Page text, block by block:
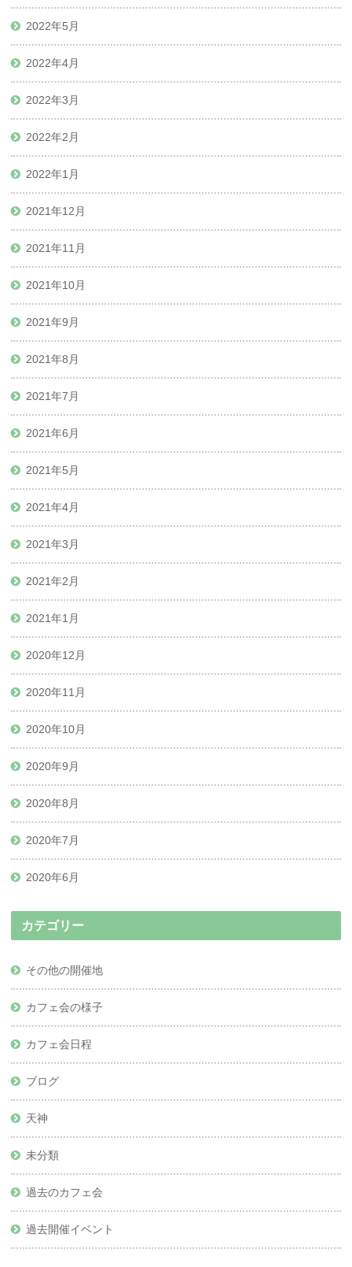
2022年5月
2022年4月
2022年3月
2022年2月
2022年1月
2021年12月
2021年11月
2021年10月
2021年9月
2021年8月
2021年7月
2021年6月
2021年5月
2021年4月
2021年3月
2021年2月
2021年1月
2020年12月
2020年11月
2020年10月
2020年9月
2020年8月
2020年7月
2020年6月
カテゴリー
その他の開催地
カフェ会の様子
カフェ会日程
ブログ
天神
未分類
過去のカフェ会
過去開催イベント